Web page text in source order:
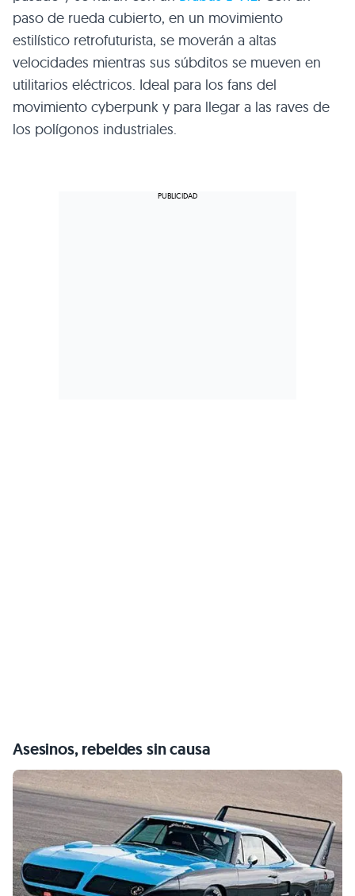
paso de rueda cubierto, en un movimiento
estilístico retrofuturista, se moverán a altas
velocidades mientras sus súbditos se mueven en
utilitarios eléctricos. Ideal para los fans del
movimiento cyberpunk y para llegar a las raves de
los polígonos industriales.
Asesinos, rebeldes sin causa